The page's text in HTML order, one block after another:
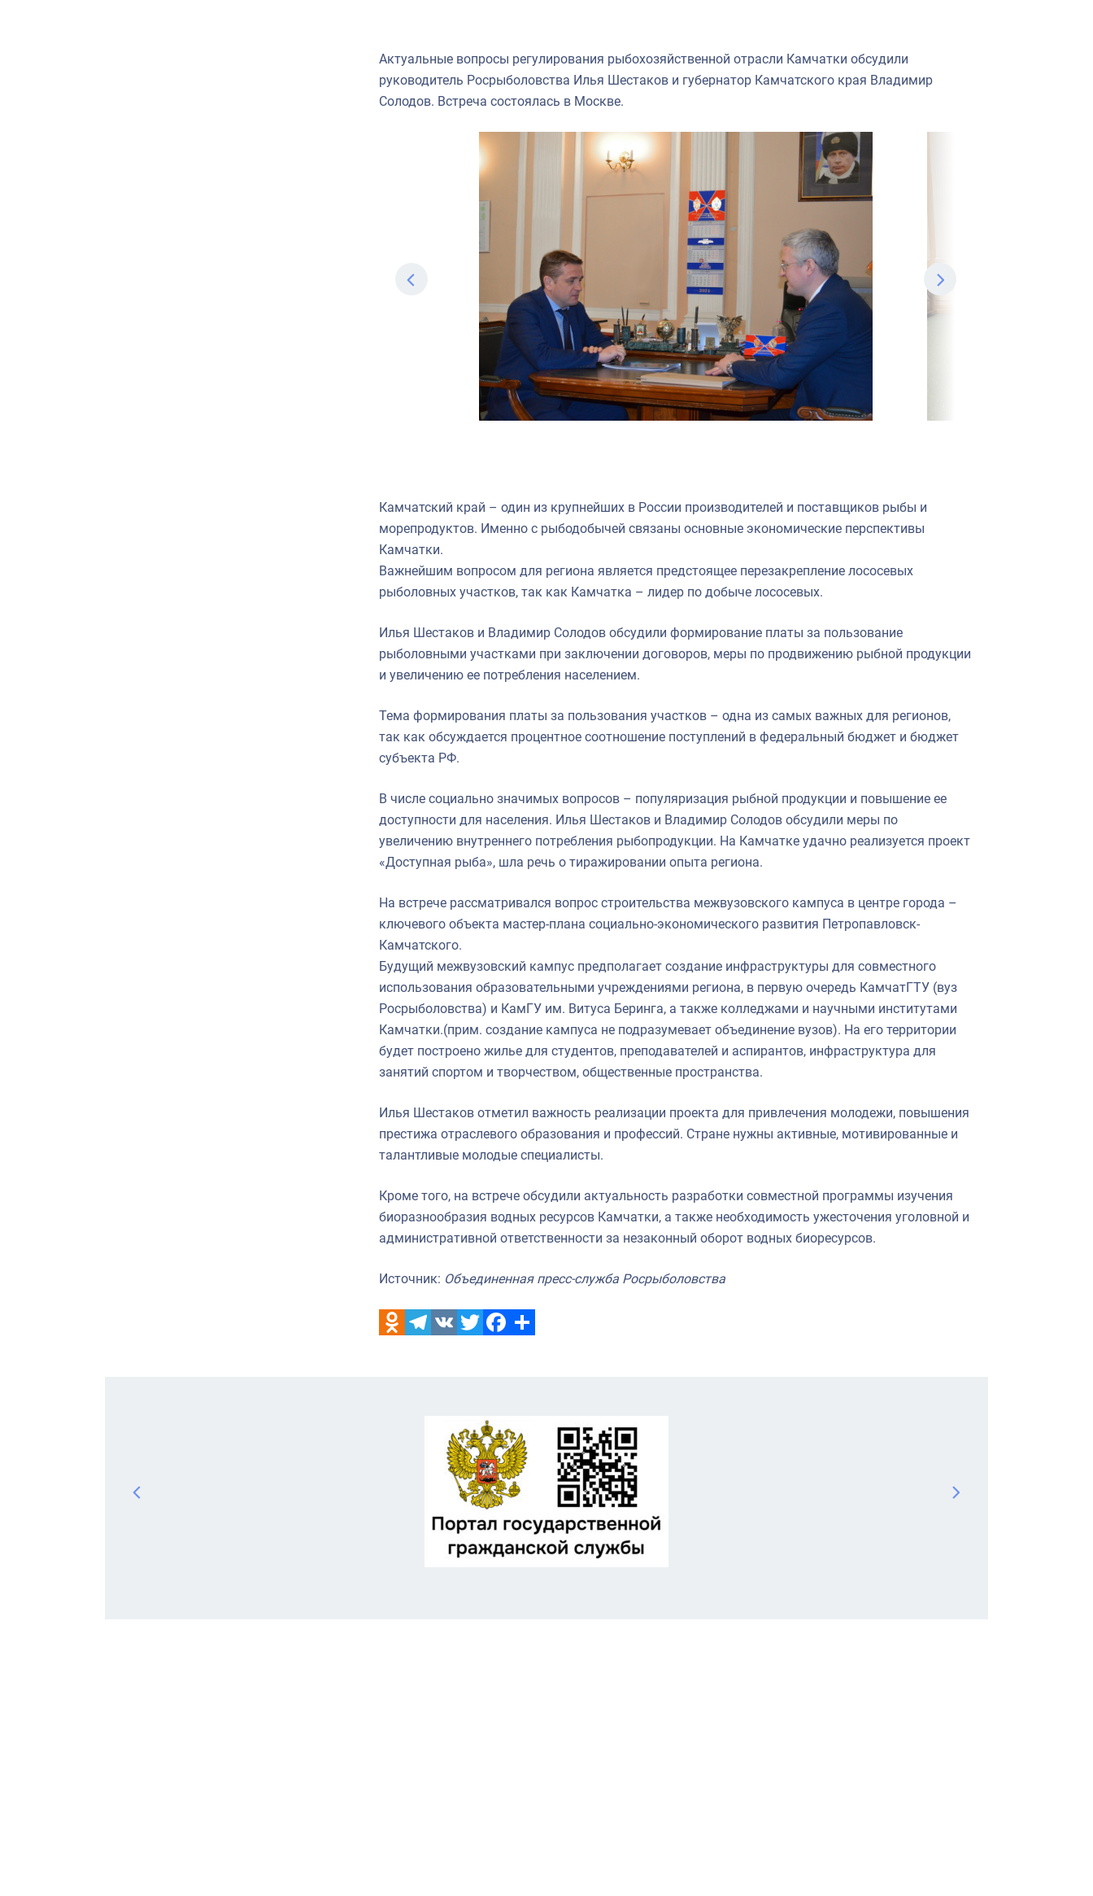
Актуальные вопросы регулирования рыбохозяйственной отрасли Камчатки обсудили
руководитель Росрыболовства Илья Шестаков и губернатор Камчатского края Владимир
Солодов. Встреча состоялась в Москве.
Камчатский край – один из крупнейших в России производителей и поставщиков рыбы и
морепродуктов. Именно с рыбодобычей связаны основные экономические перспективы
Камчатки.
Важнейшим вопросом для региона является предстоящее перезакрепление лососевых
рыболовных участков, так как Камчатка – лидер по добыче лососевых.
Илья Шестаков и Владимир Солодов обсудили формирование платы за пользование
рыболовными участками при заключении договоров, меры по продвижению рыбной продукции
и увеличению ее потребления населением.
Тема формирования платы за пользования участков – одна из самых важных для регионов,
так как обсуждается процентное соотношение поступлений в федеральный бюджет и бюджет
субъекта РФ.
В числе социально значимых вопросов – популяризация рыбной продукции и повышение ее
доступности для населения. Илья Шестаков и Владимир Солодов обсудили меры по
увеличению внутреннего потребления рыбопродукции. На Камчатке удачно реализуется проект
«Доступная рыба», шла речь о тиражировании опыта региона.
На встрече рассматривался вопрос строительства межвузовского кампуса в центре города –
ключевого объекта мастер-плана социально-экономического развития Петропавловск-
Камчатского.
Будущий межвузовский кампус предполагает создание инфраструктуры для совместного
использования образовательными учреждениями региона, в первую очередь КамчатГТУ (вуз
Росрыболовства) и КамГУ им. Витуса Беринга, а также колледжами и научными институтами
Камчатки.(прим. создание кампуса не подразумевает объединение вузов). На его территории
будет построено жилье для студентов, преподавателей и аспирантов, инфраструктура для
занятий спортом и творчеством, общественные пространства.
Илья Шестаков отметил важность реализации проекта для привлечения молодежи, повышения
престижа отраслевого образования и профессий. Стране нужны активные, мотивированные и
талантливые молодые специалисты.
Кроме того, на встрече обсудили актуальность разработки совместной программы изучения
биоразнообразия водных ресурсов Камчатки, а также необходимость ужесточения уголовной и
административной ответственности за незаконный оборот водных биоресурсов.
Источник: Объединенная пресс-служба Росрыболовства